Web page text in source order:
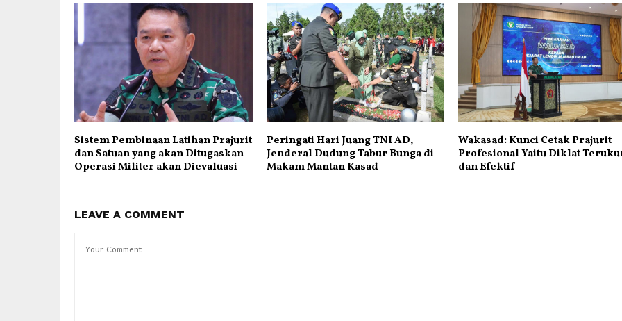
Sistem Pembinaan Latihan Prajurit
dan Satuan yang akan Ditugaskan
Operasi Militer akan Dievaluasi
Peringati Hari Juang TNI AD,
Jenderal Dudung Tabur Bunga di
Makam Mantan Kasad
Wakasad: Kunci Cetak Prajurit
Profesional Yaitu Diklat
dan Efektif
LEAVE A COMMENT